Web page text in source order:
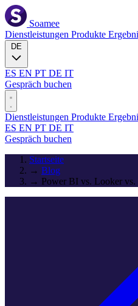
Soamee
Dienstleistungen Produkte
ES EN PT DE IT
Gespräch buchen
Dienstleistungen Produkte
ES EN PT DE IT
Gespräch buchen
Startseite
→ Blog
→ Power BI vs. Looker